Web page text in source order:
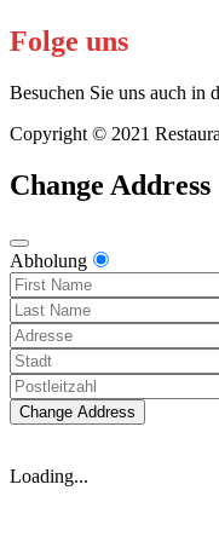
Folge uns
Besuchen Sie uns auch in
Copyright © 2021
Change Address
Abholung
Change Address
Loading...